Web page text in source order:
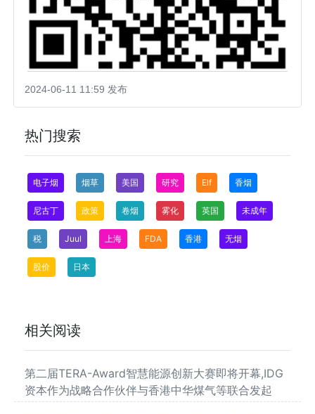
2024-06-11 11:59 发布
热门搜索
电子烟 烟草 美国 研究 Elf 香烟
尼古丁 政策 卷烟 雾化 英国 未成年
税 Juul 上海 FDA 香港 无烟
股价 日本
相关阅读
第二届TERA-Award智慧能源创新大赛即将开幕,IDG
资本作为战略合作伙伴与香港中华煤气等联合发起